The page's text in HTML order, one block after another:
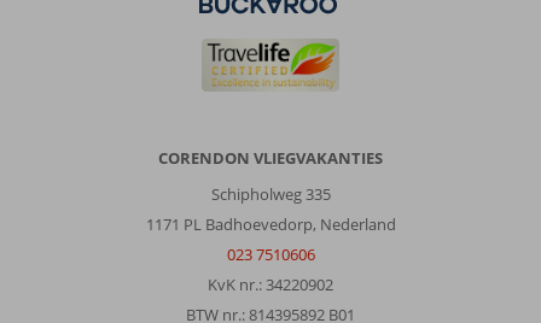
CORENDON VLIEGVAKANTIES
Schipholweg 335
1171 PL Badhoevedorp, Nederland
023 7510606
KvK nr.: 34220902
BTW nr.: 814395892 B01